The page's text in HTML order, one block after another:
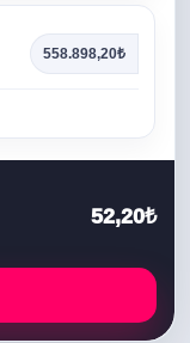
558.898,20₺
52,20₺